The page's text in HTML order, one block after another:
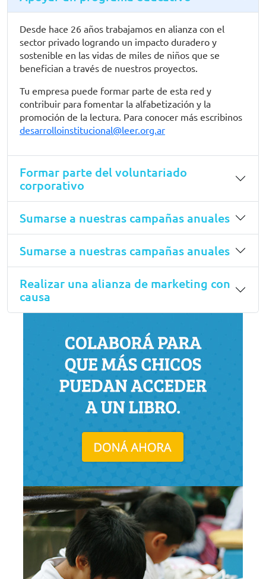
Desde hace 26 años trabajamos en alianza con el
sector privado logrando un impacto duradero y
sostenible en las vidas de miles de niños que se
benefician a través de nuestros proyectos.
Tu empresa puede formar parte de esta red y
contribuir para fomentar la alfabetización y la
promoción de la lectura. Para conocer más escribinos
desarrolloinstitucional@leer.org.ar
Formar parte del voluntariado
corporativo
Sumarse a nuestras campañas anuales
Sumarse a nuestras campañas anuales
Realizar una alianza de marketing con
causa